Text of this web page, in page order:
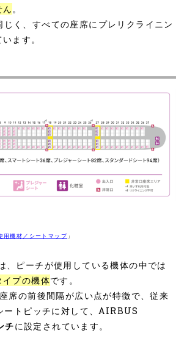
。
く、すべての座席にプレリクライニン
ます。
用機材／シートマップ 」
ピーチが使用している機体の中では
プの機体です。
席の前後間隔が広い点が特徴で、従来
ートピッチに対して、AIRBUS
チに設定されています。